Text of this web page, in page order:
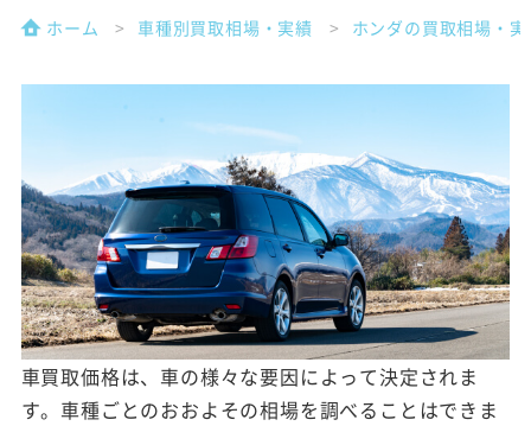
ホーム 車種別買取相場・実績 ホンダの買取相場・
車買取価格は、車の様々な要因によって決定されま
す。車種ごとのおおよその相場を調べることはできま